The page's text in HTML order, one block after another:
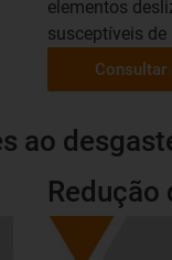
elementos
susceptíveis
Consultar
ao
Redução